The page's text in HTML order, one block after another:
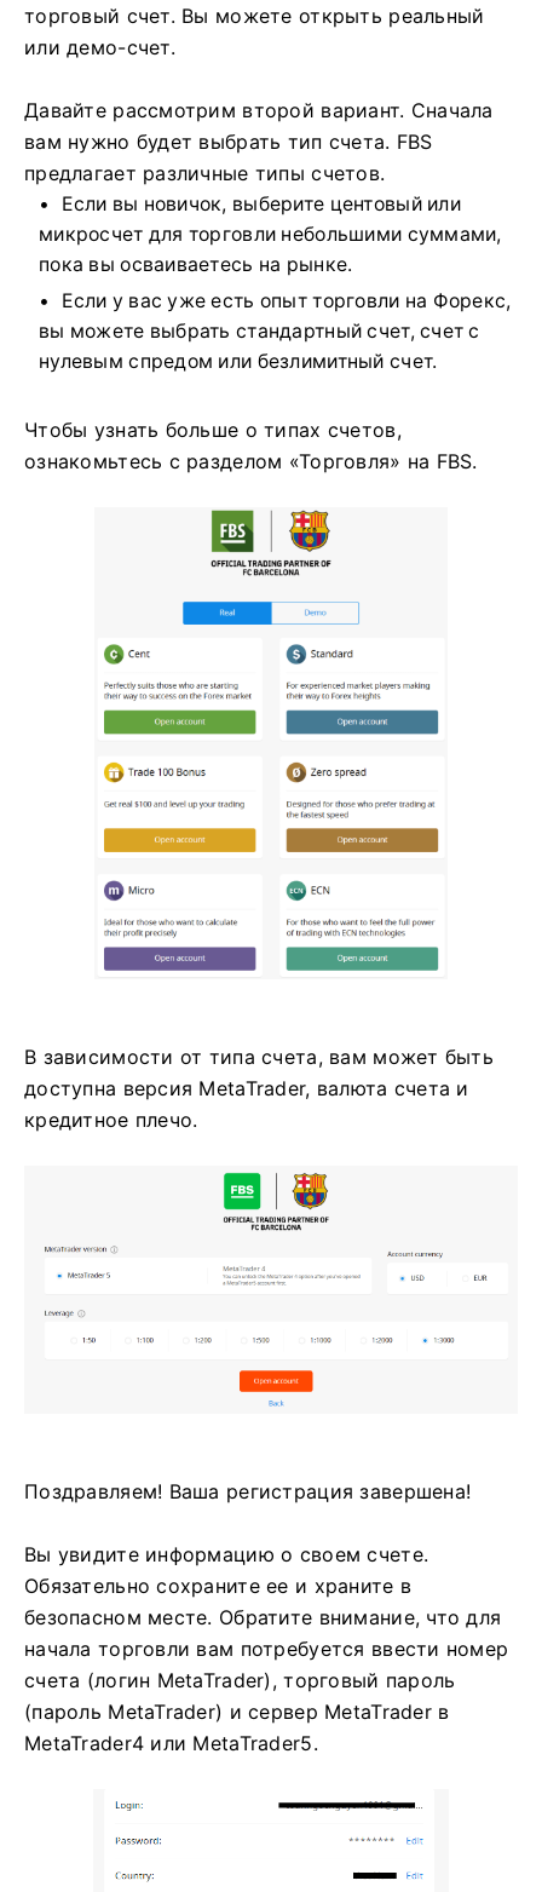
торговый счет. Вы можете открыть реальный
или демо-счет.
Давайте рассмотрим второй вариант. Сначала
вам нужно будет выбрать тип счета. FBS
предлагает различные типы счетов.
Если вы новичок, выберите центовый или
микросчет для торговли небольшими суммами,
пока вы осваиваетесь на рынке.
Если у вас уже есть опыт торговли на Форекс,
вы можете выбрать стандартный счет, счет с
нулевым спредом или безлимитный счет.
Чтобы узнать больше о типах счетов,
ознакомьтесь с разделом «Торговля» на FBS.
В зависимости от типа счета, вам может быть
доступна версия MetaTrader, валюта счета и
кредитное плечо.
Поздравляем! Ваша регистрация завершена!
Вы увидите информацию о своем счете.
Обязательно сохраните ее и храните в
безопасном месте. Обратите внимание, что для
начала торговли вам потребуется ввести номер
счета (логин MetaTrader), торговый пароль
(пароль MetaTrader) и сервер MetaTrader в
MetaTrader4 или MetaTrader5.